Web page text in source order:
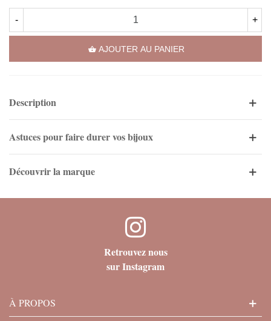
- +
AJOUTER AU PANIER
Description
Astuces pour faire durer vos bijoux
Découvrir la marque
Retrouvez nous
sur Instagram
À PROPOS